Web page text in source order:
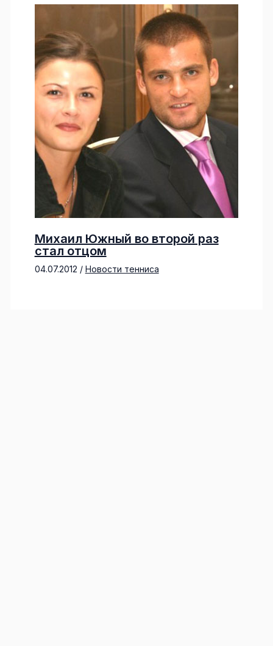
Михаил Южный во второй раз
стал отцом
04.07.2012 / Новости тенниса